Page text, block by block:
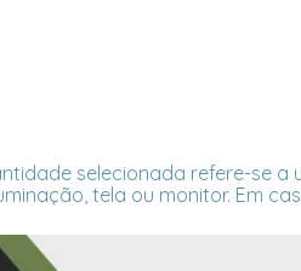
selecionada refere-se a
tela ou monitor. Em